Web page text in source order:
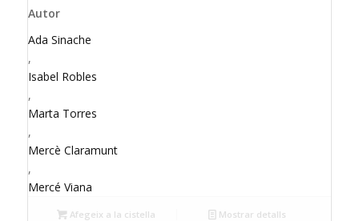
Autor
Ada Sinache
,
Isabel Robles
,
Marta Torres
,
Mercè Claramunt
,
Mercé Viana
Afegeix a la cistella Mostrar detalls